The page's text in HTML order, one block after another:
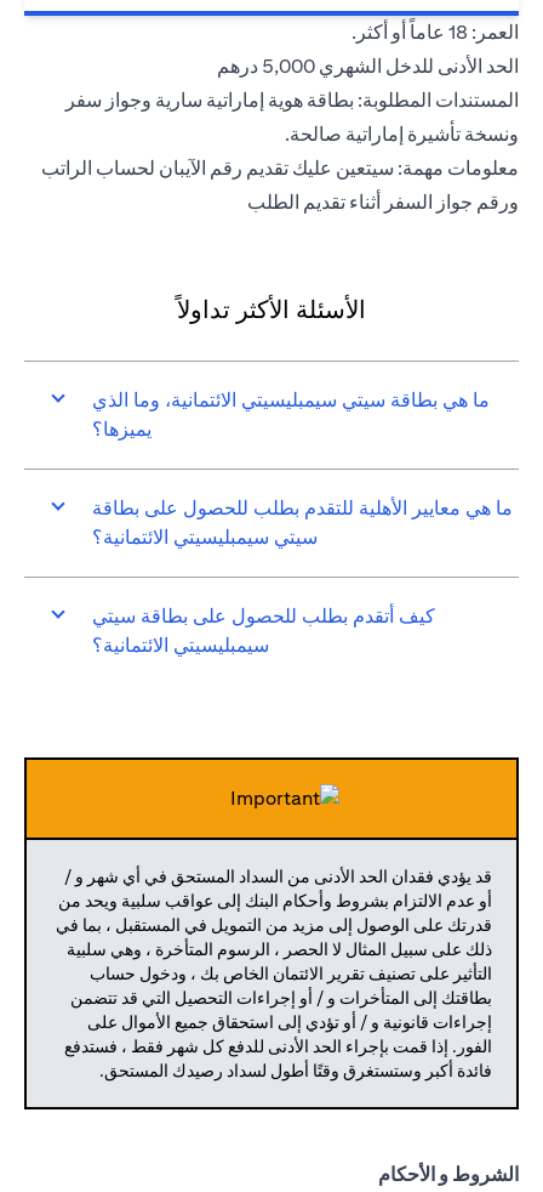
العمر: 18 عاماً أو أكثر.
الحد الأدنى للدخل الشهري 5,000 درهم
المستندات المطلوبة: بطاقة هوية إماراتية سارية وجواز سفر
ونسخة تأشيرة إماراتية صالحة.
معلومات مهمة: سيتعين عليك تقديم رقم الآيبان لحساب الراتب
ورقم جواز السفر أثناء تقديم الطلب
الأسئلة الأكثر تداولاً
ما هي بطاقة سيتي سيمبليسيتي الائتمانية، وما الذي
يميزها؟
ما هي معايير الأهلية للتقدم بطلب للحصول على بطاقة
سيتي سيمبليسيتي الائتمانية؟
كيف أتقدم بطلب للحصول على بطاقة سيتي
سيمبليسيتي الائتمانية؟
قد يؤدي فقدان الحد الأدنى من السداد المستحق في أي شهر و /
أو عدم الالتزام بشروط وأحكام البنك إلى عواقب سلبية ويحد من
قدرتك على الوصول إلى مزيد من التمويل في المستقبل ، بما في
ذلك على سبيل المثال لا الحصر ، الرسوم المتأخرة ، وهي سلبية
التأثير على تصنيف تقرير الائتمان الخاص بك ، ودخول حساب
بطاقتك إلى المتأخرات و / أو إجراءات التحصيل التي قد تتضمن
إجراءات قانونية و / أو تؤدي إلى استحقاق جميع الأموال على
الفور. إذا قمت بإجراء الحد الأدنى للدفع كل شهر فقط ، فستدفع
فائدة أكبر وستستغرق وقتًا أطول لسداد رصيدك المستحق.
الشروط و الأحكام